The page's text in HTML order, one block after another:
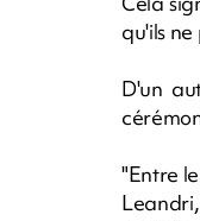
qu'ils
D'un
"Entre